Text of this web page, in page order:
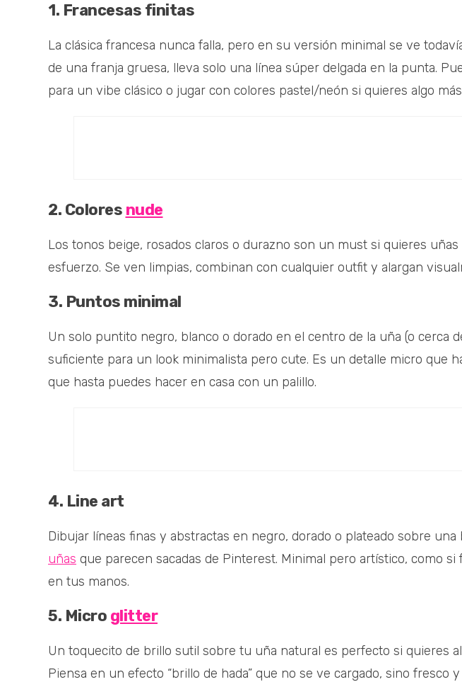
1. Francesas finitas
La clásica francesa nunca falla, pero en su versión minimal se ve
de una franja gruesa, lleva solo una línea súper delgada en la punta.
para un vibe clásico o jugar con colores pastel/neón si quieres algo
2. Colores nude
Los tonos beige, rosados claros o durazno son un must si quieres
esfuerzo. Se ven limpias, combinan con cualquier outfit y alargan
3. Puntos minimal
Un solo puntito negro, blanco o dorado en el centro de la uña (o cerca
suficiente para un look minimalista pero cute. Es un detalle micro que
que hasta puedes hacer en casa con un palillo.
4. Line art
Dibujar líneas finas y abstractas en negro, dorado o plateado sobre una
uñas que parecen sacadas de Pinterest. Minimal pero artístico, como
en tus manos.
5. Micro glitter
Un toquecito de brillo sutil sobre tu uña natural es perfecto si quieres
Piensa en un efecto “brillo de hada” que no se ve cargado, sino fresco y